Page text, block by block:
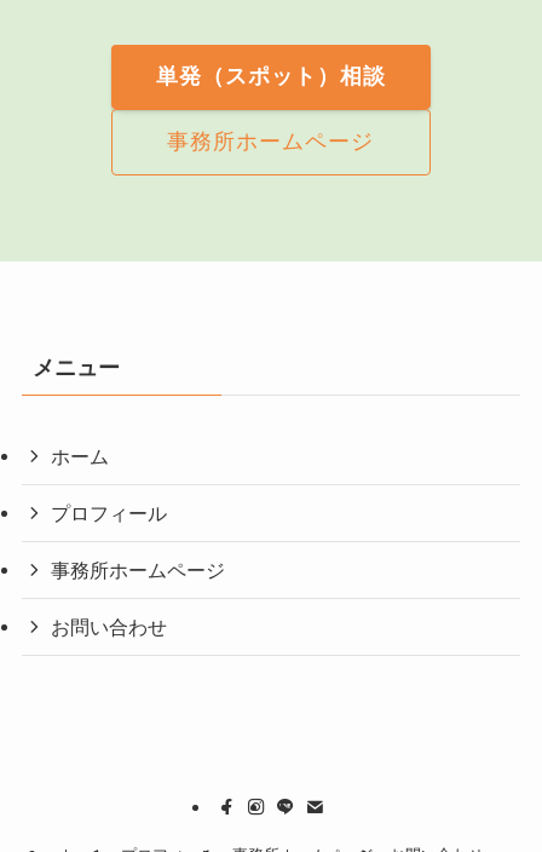
単発（スポット）相談
事務所ホームページ
メニュー
ホーム
プロフィール
事務所ホームページ
お問い合わせ